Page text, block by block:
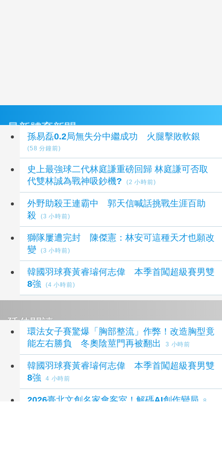
最新體育新聞
孫易磊0.2局無失分中繼成功 火腿擊敗軟銀
(58 分鐘前)
史上最強球二代林庭謙重磅回歸 林庭謙可否取
代雙林誠為戰神吸鈔機?
(2 小時前)
外野助殺王連霸中 郭天信喊話挑戰生涯百助
殺
(3 小時前)
獅隊屢遭完封 陳傑憲：林安可這種天才也願改
變
(3 小時前)
韓國羽球賽黃睿璿何志偉 本季首闖超級賽男雙
8強
(4 小時前)
延伸閱讀
環法女子賽驚爆「胸部整流」作弊！改造胸型竟
能左右勝負 冬奧陰莖門再被翻出
3 小時前
韓國羽球賽黃睿璿何志偉 本季首闖超級賽男雙
8強
4 小時前
2026臺北文創名家會客室！解碼AI創作變局
8